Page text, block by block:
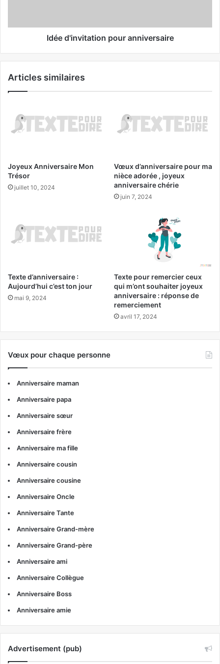
Idée d'invitation pour anniversaire
Articles similaires
Joyeux Anniversaire Mon
Trésor
juillet 10, 2024
Vœux d’anniversaire pour ma
nièce adorée , joyeux
anniversaire chérie
juin 7, 2024
Texte d’anniversaire :
Aujourd’hui c’est ton jour
mai 9, 2024
Texte pour remercier ceux
qui m’ont souhaiter joyeux
anniversaire : réponse de
remerciement
avril 17, 2024
Vœux pour chaque personne
Anniversaire maman
Anniversaire papa
Anniversaire sœur
Anniversaire frère
Anniversaire ma fille
Anniversaire cousin
Anniversaire cousine
Anniversaire Oncle
Anniversaire Tante
Anniversaire Grand-mère
Anniversaire Grand-père
Anniversaire ami
Anniversaire Collègue
Anniversaire Boss
Anniversaire amie
Advertisement (pub)